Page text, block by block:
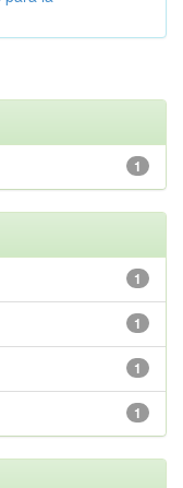
1
1
1
1
1